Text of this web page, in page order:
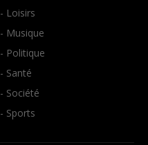
- Loisirs
- Musique
- Politique
- Santé
- Société
- Sports